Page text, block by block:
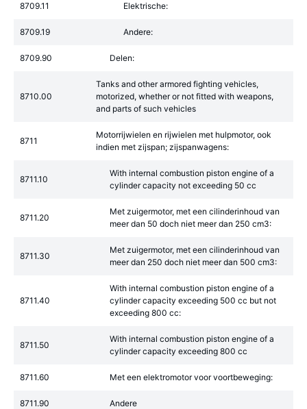
8709.11 Elektrische:
8709.19 Andere:
8709.90 Delen:
8710.00
Tanks and other armored fighting vehicles,
motorized, whether or not fitted with weapons,
and parts of such vehicles
8711
Motorrijwielen en rijwielen met hulpmotor, ook
indien met zijspan; zijspanwagens:
8711.10
With internal combustion piston engine of a
cylinder capacity not exceeding 50 cc
8711.20
Met zuigermotor, met een cilinderinhoud van
meer dan 50 doch niet meer dan 250 cm3:
8711.30
Met zuigermotor, met een cilinderinhoud van
meer dan 250 doch niet meer dan 500 cm3:
8711.40
With internal combustion piston engine of a
cylinder capacity exceeding 500 cc but not
exceeding 800 cc:
8711.50
With internal combustion piston engine of a
cylinder capacity exceeding 800 cc
8711.60 Met een elektromotor voor voortbeweging:
8711.90 Andere